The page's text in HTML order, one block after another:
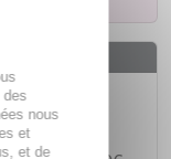
des
nous
et
et de